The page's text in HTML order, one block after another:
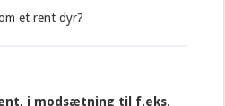
et rent dyr?
i modsætning til f.eks.